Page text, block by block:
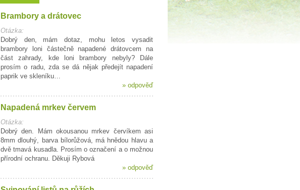
Brambory a drátovec
Otázka:
Dobrý den, mám dotaz, mohu letos vysadit
brambory loni částečně napadené drátovcem na
část zahrady, kde loni brambory nebyly? Dále
prosím o radu, zda se dá nějak předejít napadení
paprik ve skleníku…
» odpověď
Napadená mrkev červem
Otázka:
Dobrý den. Mám okousanou mrkev červíkem asi
8mm dlouhý, barva bílorůžová, má hnědou hlavu a
dvě tmavá kusadla. Prosím o označení a o možnou
přírodní ochranu. Děkuji Rybová
» odpověď